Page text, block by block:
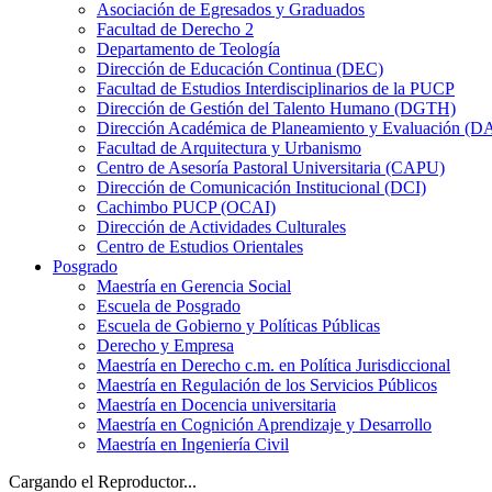
Asociación de Egresados y Graduados
Facultad de Derecho 2
Departamento de Teología
Dirección de Educación Continua (DEC)
Facultad de Estudios Interdisciplinarios de la PUCP
Dirección de Gestión del Talento Humano (DGTH)
Dirección Académica de Planeamiento y Evaluación
Facultad de Arquitectura y Urbanismo
Centro de Asesoría Pastoral Universitaria (CAPU)
Dirección de Comunicación Institucional (DCI)
Cachimbo PUCP (OCAI)
Dirección de Actividades Culturales
Centro de Estudios Orientales
Posgrado
Maestría en Gerencia Social
Escuela de Posgrado
Escuela de Gobierno y Políticas Públicas
Derecho y Empresa
Maestría en Derecho c.m. en Política Jurisdiccional
Maestría en Regulación de los Servicios Públicos
Maestría en Docencia universitaria
Maestría en Cognición Aprendizaje y Desarrollo
Maestría en Ingeniería Civil
Cargando el Reproductor...